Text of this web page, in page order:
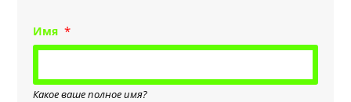
Имя
Какое ваше полное имя?